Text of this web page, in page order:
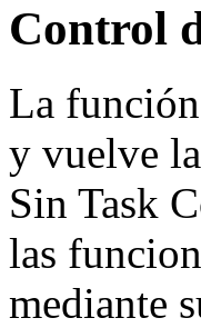
Control
La
y vuelve
Sin Task
las
mediante